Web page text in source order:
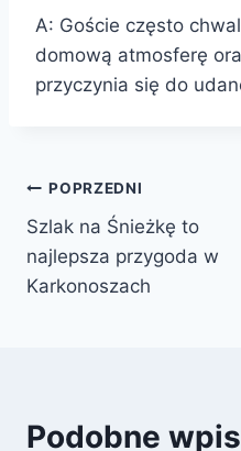
A: Goście często
domową atmosferę
przyczynia się do
Nawigacja
wpisu
POPRZEDNI
Szlak na Śnieżkę to
najlepsza przygoda w
Karkonoszach
Podobne